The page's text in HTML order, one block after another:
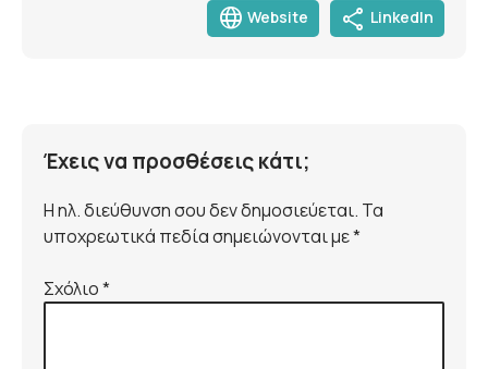
language Website share LinkedIn
Έχεις να προσθέσεις κάτι;
Η ηλ. διεύθυνση σου δεν δημοσιεύεται. Τα
υποχρεωτικά πεδία σημειώνονται με *
Σχόλιο*